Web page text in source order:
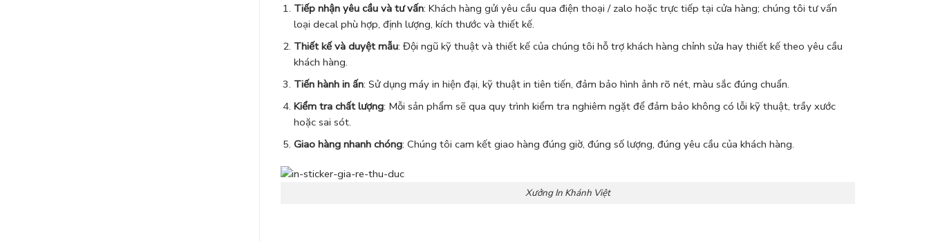
Tiếp nhận yêu cầu và tư vấn: Khách hàng gửi yêu cầu qua điện thoại / zalo hoặc trực tiếp tại cửa hàng; chúng tôi tư vấn
loại decal phù hợp, định lượng, kích thước và thiết kế.
Thiết kế và duyệt mẫu: Đội ngũ kỹ thuật và thiết kế của chúng tôi hỗ trợ khách hàng chỉnh sửa hay thiết kế theo yêu cầu
khách hàng.
Tiến hành in ấn: Sử dụng máy in hiện đại, kỹ thuật in tiên tiến, đảm bảo hình ảnh rõ nét, màu sắc đúng chuẩn.
Kiểm tra chất lượng: Mỗi sản phẩm sẽ qua quy trình kiểm tra nghiêm ngặt để đảm bảo không có lỗi kỹ thuật, trầy xước
hoặc sai sót.
Giao hàng nhanh chóng: Chúng tôi cam kết giao hàng đúng giờ, đúng số lượng, đúng yêu cầu của khách hàng.
Xưởng In Khánh Việt